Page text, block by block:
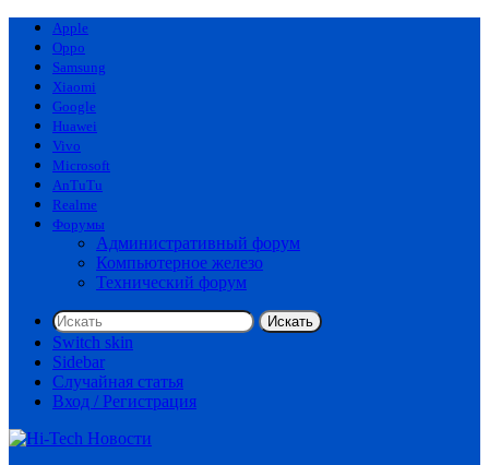
Apple
Oppo
Samsung
Xiaomi
Google
Huawei
Vivo
Microsoft
AnTuTu
Realme
Форумы
Административный форум
Компьютерное железо
Технический форум
Искать
Switch skin
Sidebar
Случайная статья
Вход / Регистрация